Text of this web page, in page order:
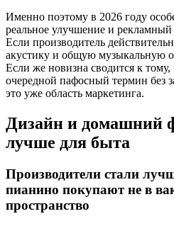
Именно поэтому в 2026 году
реальное улучшение и
Если производитель
акустику и общую музыкальную
Если же новизна сводится к
очередной пафосный термин без
это уже область маркетинга.
Дизайн и домашний
лучше для быта
Производители стали
пианино покупают не в
пространство